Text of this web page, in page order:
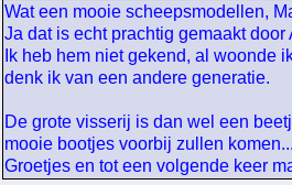
Wat een mooie scheepsmodellen,
Ja dat is echt prachtig gemaakt door
Ik heb hem niet gekend, al woonde
denk ik van een andere generatie.
De grote visserij is dan wel een
mooie bootjes voorbij zullen
Groetjes en tot een volgende keer